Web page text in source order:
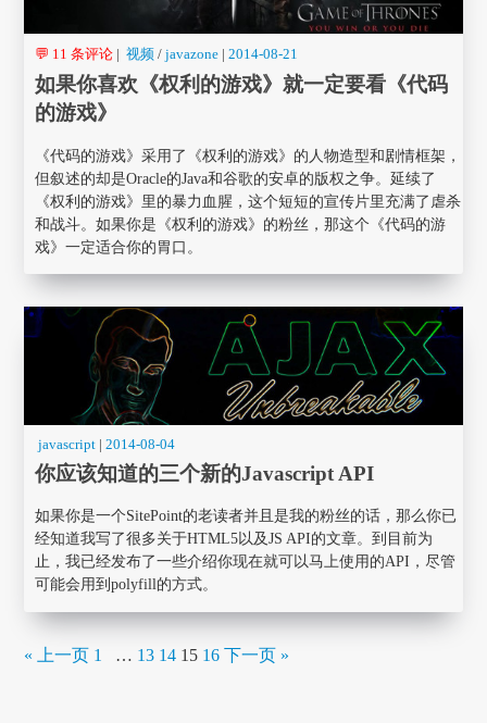
💬 11 条评论 | 视频 / javazone |2014-08-21
如果你喜欢《权利的游戏》就一定要看《代码
的游戏》
《代码的游戏》采用了《权利的游戏》的人物造型和剧情框架，
但叙述的却是Oracle的Java和谷歌的安卓的版权之争。延续了
《权利的游戏》里的暴力血腥，这个短短的宣传片里充满了虐杀
和战斗。如果你是《权利的游戏》的粉丝，那这个《代码的游
戏》一定适合你的胃口。
javascript |2014-08-04
你应该知道的三个新的Javascript API
如果你是一个SitePoint的老读者并且是我的粉丝的话，那么你已
经知道我写了很多关于HTML5以及JS API的文章。到目前为
止，我已经发布了一些介绍你现在就可以马上使用的API，尽管
可能会用到polyfill的方式。
« 上一页 1 … 13 14 15 16 下一页 »